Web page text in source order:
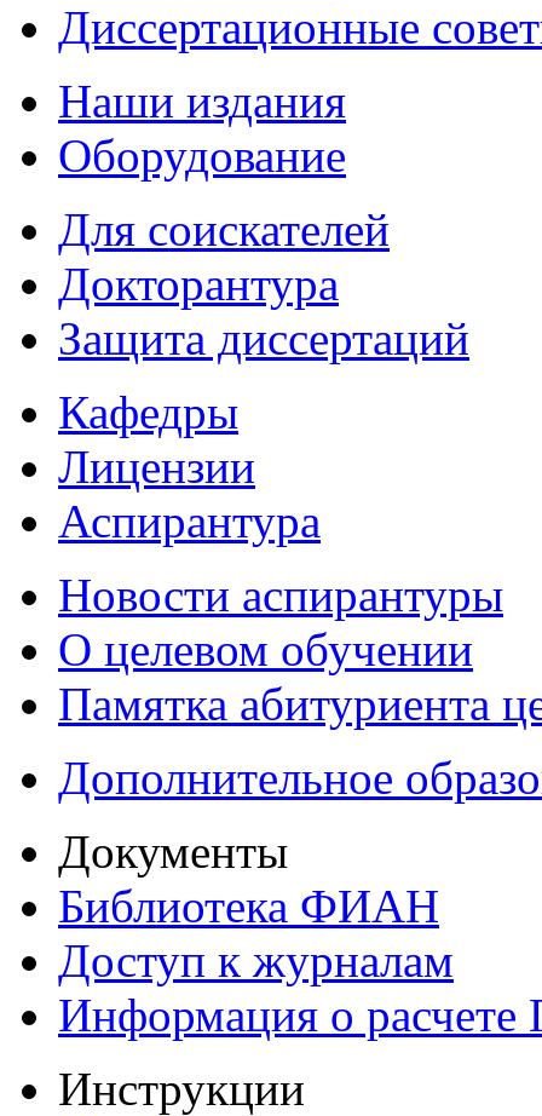
Диссертационные
Наши издания
Оборудование
Для соискателей
Докторантура
Защита диссертаций
Кафедры
Лицензии
Аспирантура
Новости аспирантуры
О целевом обучении
Памятка абитуриента
Дополнительное
Документы
Библиотека ФИАН
Доступ к журналам
Информация о
Инструкции